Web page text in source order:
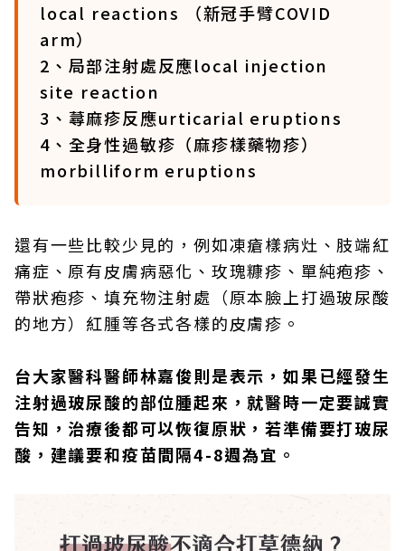
local reactions （新冠手臂COVID
arm）
2、局部注射處反應local injection
site reaction
3、蕁麻疹反應urticarial eruptions
4、全身性過敏疹（麻疹樣藥物疹）
morbilliform eruptions
還有一些比較少見的，例如凍瘡樣病灶、肢端紅
痛症、原有皮膚病惡化、玫瑰糠疹、單純疱疹、
帶狀疱疹、填充物注射處（原本臉上打過玻尿酸
的地方）紅腫等各式各樣的皮膚疹。
台大家醫科醫師林嘉俊則是表示，如果已經發生
注射過玻尿酸的部位腫起來，就醫時一定要誠實
告知，治療後都可以恢復原狀，若準備要打玻尿
酸，建議要和疫苗間隔4-8週為宜。